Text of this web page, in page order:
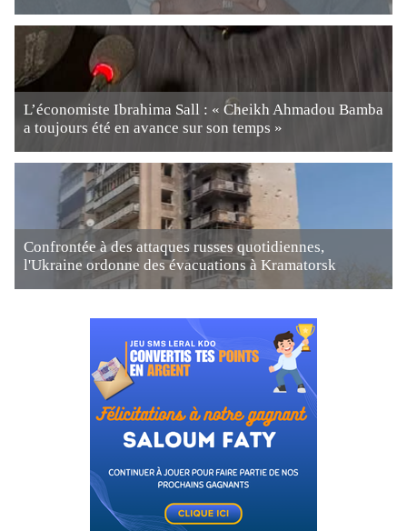
L’économiste Ibrahima Sall : « Cheikh Ahmadou Bamba
a toujours été en avance sur son temps »
Confrontée à des attaques russes quotidiennes,
l'Ukraine ordonne des évacuations à Kramatorsk